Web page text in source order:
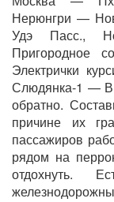
Нерюнгри —
Удэ Пасс.,
Пригородное
Электрички
Слюдянка-1 —
обратно.
причине их
пассажиров
рядом на
отдохнуть.